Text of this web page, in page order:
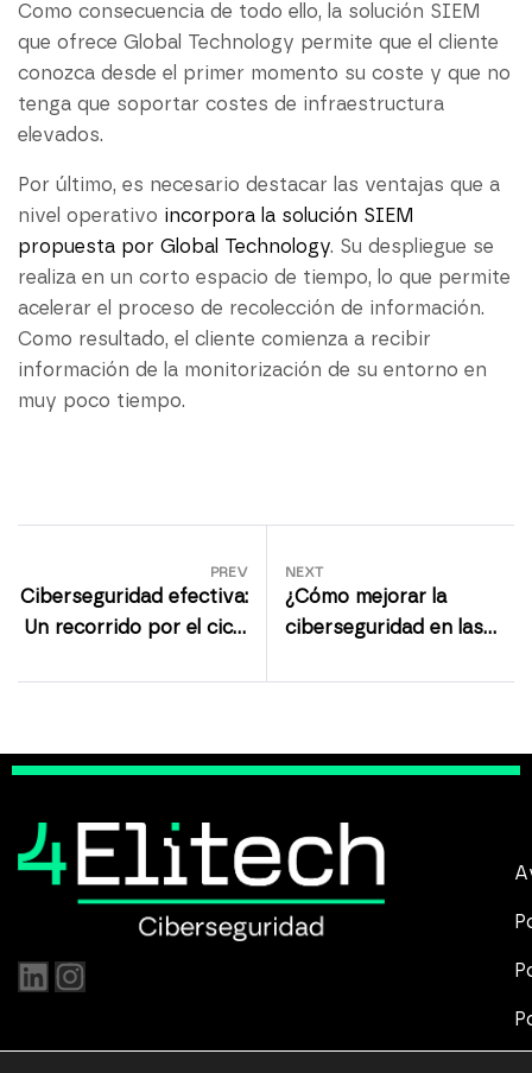
Como consecuencia de todo ello, la solución SIEM
que ofrece Global Technology permite que el cliente
conozca desde el primer momento su coste y que no
tenga que soportar costes de infraestructura
elevados.
Por último, es necesario destacar las ventajas que a
nivel operativo incorpora la solución SIEM
propuesta por Global Technology. Su despliegue se
realiza en un corto espacio de tiempo, lo que permite
acelerar el proceso de recolección de información.
Como resultado, el cliente comienza a recibir
información de la monitorización de su entorno en
muy poco tiempo.
PREV
Ciberseguridad efectiva:
Un recorrido por el ciclo
NEXT
¿Cómo mejorar la
ciberseguridad en las